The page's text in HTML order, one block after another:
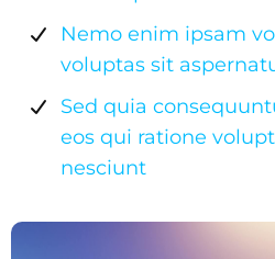
Nemo enim ipsam
voluptas sit
Sed quia
eos qui ratione
nesciunt